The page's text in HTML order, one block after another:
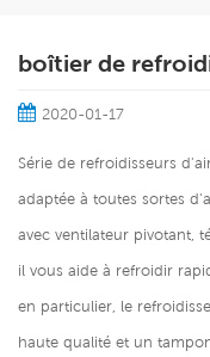
boîtier de
2020-01-17
Série de refroidisseurs
adaptée à toutes sortes
avec ventilateur pivotant,
il vous aide à refroidir
en particulier, le
haute qualité et un